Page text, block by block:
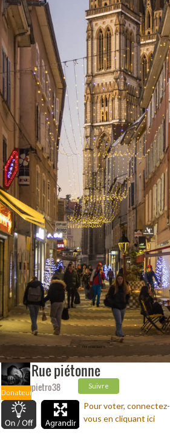
Donateur
Rue piétonne
pietro38 Suivre
Pour voter, connectez-
vous en cliquant ici